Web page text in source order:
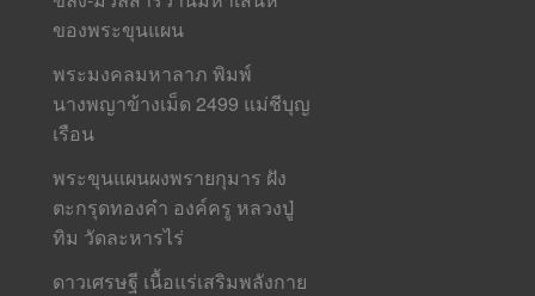
ของพระขุนแผน
พระมงคลมหาลาภ พิมพ์
นางพญาข้างเม็ด 2499 แม่ชีบุญ
เรือน
พระขุนแผนผงพรายกุมาร ฝัง
ตะกรุดทองคำ องค์ครู หลวงปู่
ทิม วัดละหารไร่
ดาวเศรษฐี เนื้อแร่เสริมพลังกาย